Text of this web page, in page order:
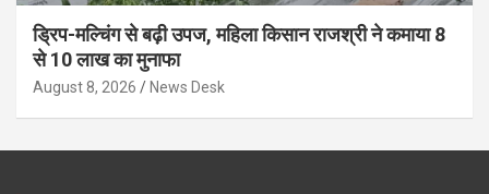
ड्रिप-मल्चिंग से बढ़ी उपज, महिला किसान राजश्री ने कमाया 8
से 10 लाख का मुनाफा
August 8, 2026 News Desk